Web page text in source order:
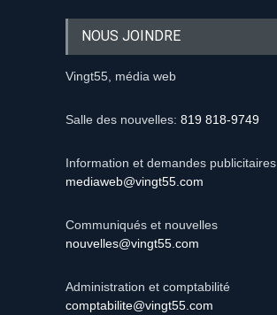
NOUS JOINDRE
Vingt55, média web
Salle des nouvelles: 819 818-9749
Information et demandes publicitaires
mediaweb@vingt55.com
Communiqués et nouvelles
nouvelles@vingt55.com
Administration et comptabilité
comptabilite@vingt55.com